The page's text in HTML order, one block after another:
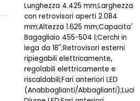
Lunghezza 4.425 mm;Larghezza
con retrovisori aperti 2.084
mm;Altezza 1.625 mm;Capacita'
Bagagliaio 455-504 l;Cerchi in
lega da 18'';Retrovisori esterni
ripiegabili elettricamente,
regolabili elettricamente e
riscaldabili;Fari anteriori LED
(Anabbaglianti/Abbaglianti);Luci